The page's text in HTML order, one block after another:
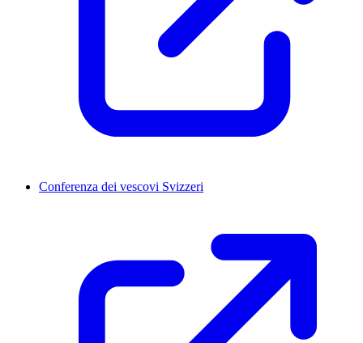
Conferenza dei vescovi Svizzeri